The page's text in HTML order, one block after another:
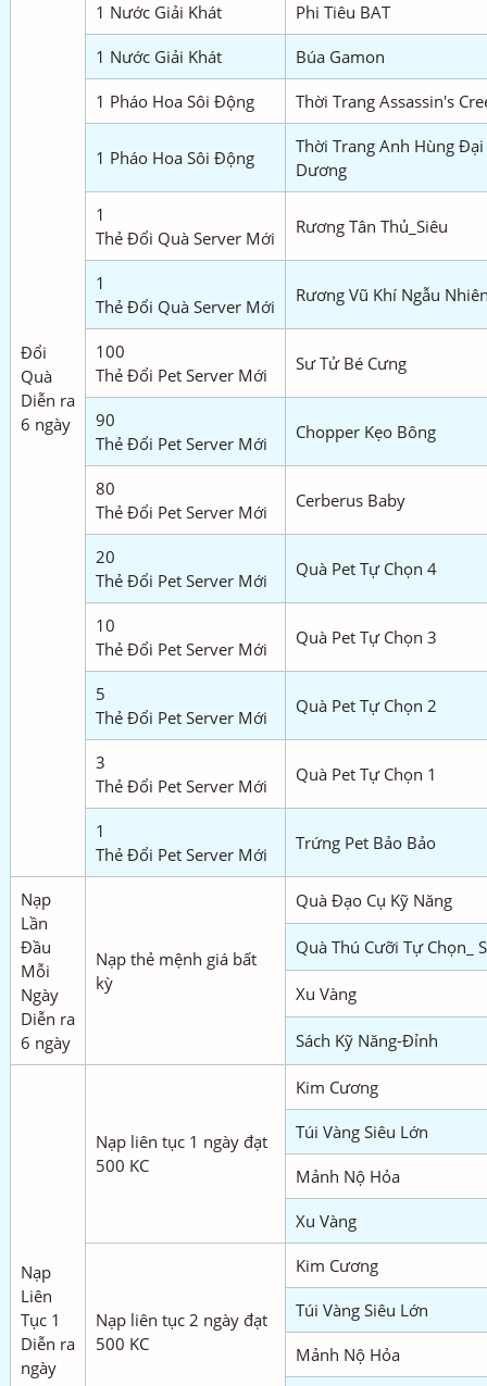
Đổi
Quà
Diễn ra
6 ngày
1 Nước Giải Khát Phi Tiêu BAT
1 Nước Giải Khát Búa Gamon
1 Pháo Hoa Sôi Động Thời Trang Assassin's
1 Pháo Hoa Sôi Động
Thời Trang Anh Hùng Đại
Dương
1
Thẻ Đổi Quà Server Mới
Rương Tân Thủ_Siêu
1
Thẻ Đổi Quà Server Mới
Rương Vũ Khí Ngẫu
100
Thẻ Đổi Pet Server Mới
Sư Tử Bé Cưng
90
Thẻ Đổi Pet Server Mới
Chopper Kẹo Bông
80
Thẻ Đổi Pet Server Mới
Cerberus Baby
20
Thẻ Đổi Pet Server Mới
Quà Pet Tự Chọn 4
10
Thẻ Đổi Pet Server Mới
Quà Pet Tự Chọn 3
5
Thẻ Đổi Pet Server Mới
Quà Pet Tự Chọn 2
3
Thẻ Đổi Pet Server Mới
Quà Pet Tự Chọn 1
1
Thẻ Đổi Pet Server Mới
Trứng Pet Bảo Bảo
Nạp
Lần
Đầu
Mỗi
Ngày
Diễn ra
6 ngày
Nạp thẻ mệnh giá bất
kỳ
Quà Đạo Cụ Kỹ Năng
Quà Thú Cưỡi Tự Chọn_
Xu Vàng
Sách Kỹ Năng-Đỉnh
Nạp
Liên
Tục 1
Diễn ra
ngày
Nạp liên tục 1 ngày đạt
500 KC
Kim Cương
Túi Vàng Siêu Lớn
Mảnh Nộ Hỏa
Xu Vàng
Nạp liên tục 2 ngày đạt
500 KC
Kim Cương
Túi Vàng Siêu Lớn
Mảnh Nộ Hỏa